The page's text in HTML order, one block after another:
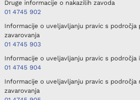
Druge informacije o nakazilih zavoda
01 4745 902
Informacije o uveljavljanju pravic s področja
zavarovanja
01 4745 903
Informacije o uveljavljanju pravic s področja
01 4745 904
Informacije o uveljavljanju pravic s področja
zavarovanja